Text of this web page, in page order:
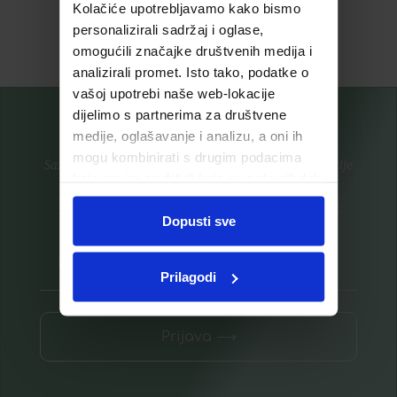
Kolačiće upotrebljavamo kako bismo
personalizirali sadržaj i oglase,
omogućili značajke društvenih medija i
analizirali promet. Isto tako, podatke o
vašoj upotrebi naše web-lokacije
dijelimo s partnerima za društvene
medije, oglašavanje i analizu, a oni ih
mogu kombinirati s drugim podacima
ste upotrebljavali njihove usluge.
Dopusti sve
Prilagodi
Pročitaj više Pročitaj više
Saznajte prvi za nove proizvode i ekskluzivne promocije
Prijavite se na listu za novosti
Prijava ⟶